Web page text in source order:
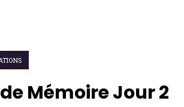
Mémoire Jour 2